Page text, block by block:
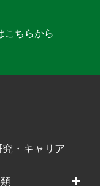
こちらから
・キャリア